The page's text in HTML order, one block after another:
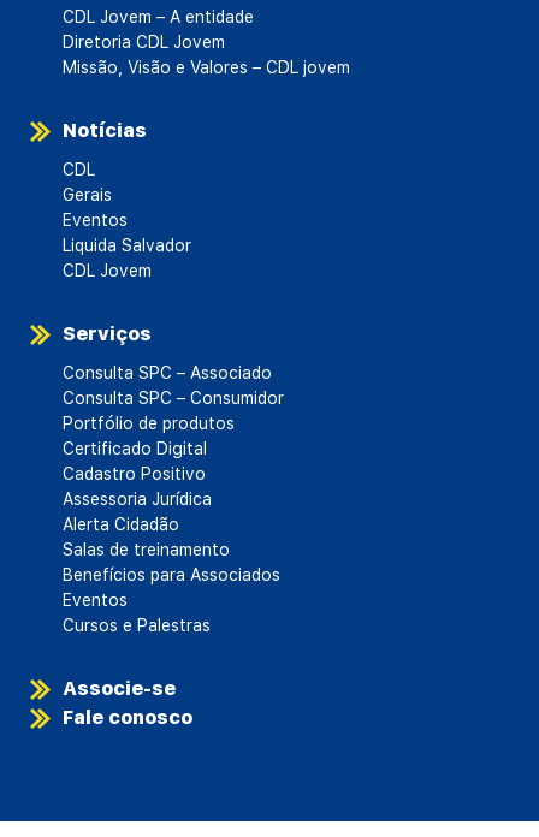
CDL Jovem – A entidade
Diretoria CDL Jovem
Missão, Visão e Valores – CDL jovem
Notícias
CDL
Gerais
Eventos
Liquida Salvador
CDL Jovem
Serviços
Consulta SPC – Associado
Consulta SPC – Consumidor
Portfólio de produtos
Certificado Digital
Cadastro Positivo
Assessoria Jurídica
Alerta Cidadão
Salas de treinamento
Benefícios para Associados
Eventos
Cursos e Palestras
Associe-se
Fale conosco